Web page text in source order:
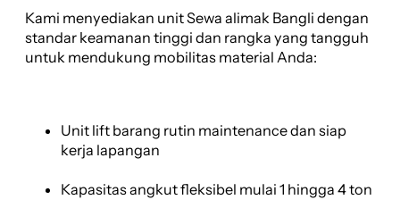
Kami menyediakan unit Sewa alimak Bangli dengan
standar keamanan tinggi dan rangka yang tangguh
untuk mendukung mobilitas material Anda:
Unit lift barang rutin maintenance dan siap
kerja lapangan
Kapasitas angkut fleksibel mulai 1 hingga 4 ton